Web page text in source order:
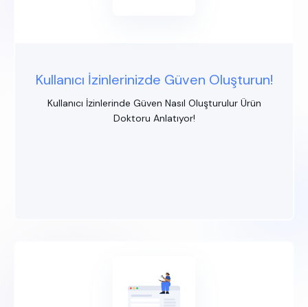
Kullanıcı İzinlerinizde Güven Oluşturun!
Kullanıcı İzinlerinde Güven Nasıl Oluşturulur Ürün
Doktoru Anlatıyor!